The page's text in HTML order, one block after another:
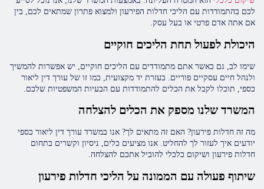
לכם בהתמודדות עם הליכי חדלות הפירעון ולמצוא פתרון שמתאים לכם, בין
אם אתה אדם פרטי או בעל עסק.
היכולת לפעול תחת הליכים חוקיים
שימו לב, גם כאשר אתם מתמודדים עם הליכים חוקיים, יש אפשרות להמשיך
ולנהל חיים עסקיים פוריים. בעזרת יד מקצועית, כמו זו של עורך דין ליאור
כספי, תוכלו לקבל את הכלים להתמודדות עם הבעיות המשפטיות שלכם.
המשרד שלנו מספק את הכלים להצלחה
מה זה חדלות פירעון? האם זה מתאים לך? אנו במשרד עורך דין ליאור כספי
יודעים איך לעזור לך להחליט. אנו מציעים כלים, ניסיון וקשרים בתחום
חדלות פירעון ושיקום כלכלי להוביל אתכם להצלחה.
שיתוף פעולה עם הממונה על הליכי חדלות פירעון